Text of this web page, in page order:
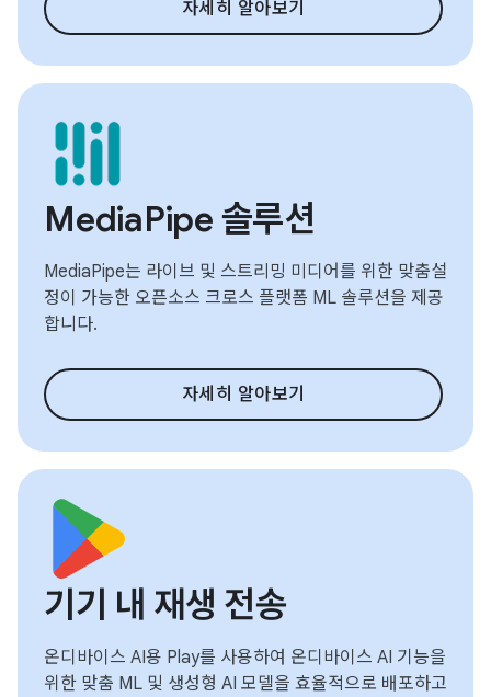
자세히 알아보기
MediaPipe 솔루션
MediaPipe는 라이브 및 스트리밍 미디어를 위한 맞춤설
정이 가능한 오픈소스 크로스 플랫폼 ML 솔루션을 제공
합니다.
자세히 알아보기
기기 내 재생 전송
온디바이스 AI용 Play를 사용하여 온디바이스 AI 기능을
위한 맞춤 ML 및 생성형 AI 모델을 효율적으로 배포하고